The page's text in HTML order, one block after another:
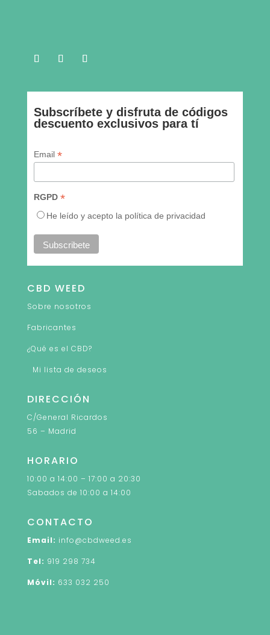
Subscríbete y disfruta de códigos
descuento exclusivos para tí
Email *
RGPD *
He leído y acepto la política de privacidad
CBD WEED
Sobre nosotros
Fabricantes
¿Qué es el CBD?
Mi lista de deseos
DIRECCIÓN
C/General Ricardos
56 – Madrid
HORARIO
10:00 a 14:00 – 17:00 a 20:30
Sabados de 10:00 a 14:00
CONTACTO
Email: info@cbdweed.es
Tel: 919 298 734
Móvil: 633 032 250